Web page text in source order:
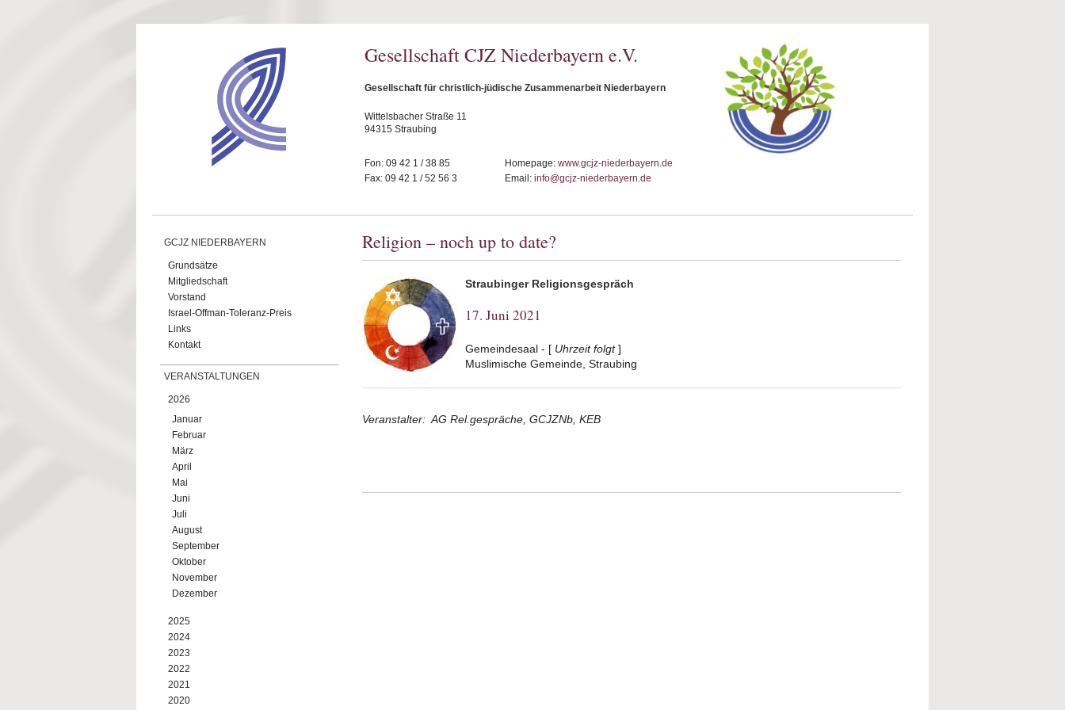
Gesellschaft CJZ Niederbayern e.V.
Gesellschaft für christlich-jüdische Zusammenarbeit Niederbayern
Wittelsbacher Straße 11
94315 Straubing
Fon: 09 42 1 / 38 85
Fax: 09 42 1 / 52 56 3
Homepage: www.gcjz-niederbayern.de
Email: info@gcjz-niederbayern.de
GCJZ NIEDERBAYERN
Grundsätze
Mitgliedschaft
Vorstand
Israel-Offman-Toleranz-Preis
Links
Kontakt
VERANSTALTUNGEN
2026
Januar
Februar
März
April
Mai
Juni
Juli
August
September
Oktober
November
Dezember
2025
2024
2023
2022
2021
2020
Religion – noch up to date?
Straubinger Religionsgespräch
17. Juni 2021
Gemeindesaal - [ Uhrzeit folgt]
Muslimische Gemeinde, Straubing
Veranstalter: AG Rel.gespräche, GCJZNb, KEB